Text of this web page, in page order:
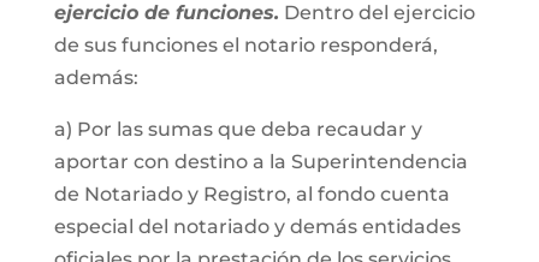
ejercicio de funciones. Dentro del ejercicio
de sus funciones el notario responderá,
además:
a) Por las sumas que deba recaudar y
aportar con destino a la Superintendencia
de Notariado y Registro, al fondo cuenta
especial del notariado y demás entidades